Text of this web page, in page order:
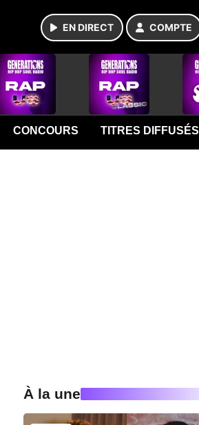
EN DIRECT COMPTE
CONCOURS TITRES DIFFUSÉS
À la une